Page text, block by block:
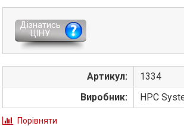
Дізнатись
ЦІНУ
Артикул:
1334
Виробник:
HPC
Порівняти